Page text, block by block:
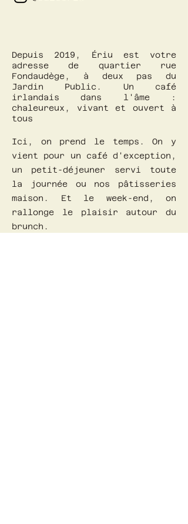
Depuis 2019, Ériu est votre
adresse de quartier rue
Fondaudège, à deux pas du
Jardin Public. Un café
irlandais dans l'âme :
chaleureux, vivant et ouvert à
tous
Ici, on prend le temps. On y
vient pour un café d'exception,
un petit-déjeuner servi toute
la journée ou nos pâtisseries
maison. Et le week-end, on
rallonge le plaisir autour du
brunch.